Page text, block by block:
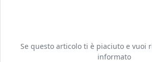
Se questo articolo ti è piaciuto e vuoi
informato